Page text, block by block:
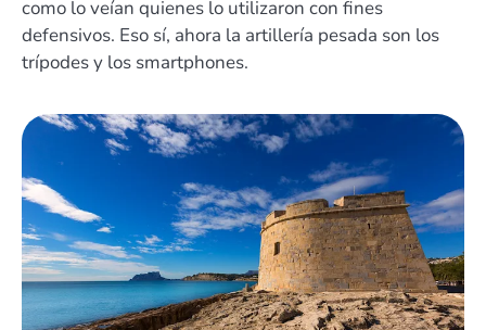
como lo veían quienes lo utilizaron con fines
defensivos. Eso sí, ahora la artillería pesada son los
trípodes y los smartphones.